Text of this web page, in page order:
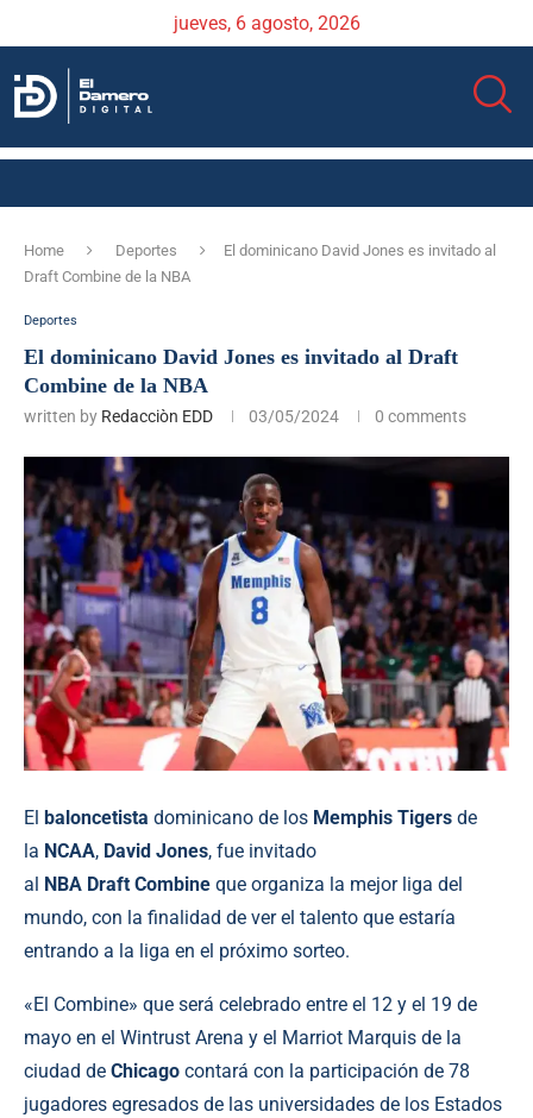
jueves, 6 agosto, 2026
Home Deportes
El dominicano David Jones es invitado al
Draft Combine de la NBA
Deportes
El dominicano David Jones es invitado al Draft
Combine de la NBA
written by Redacciòn EDD 03/05/2024 0 comments
El baloncetista dominicano de los Memphis Tigers de
la NCAA, David Jones, fue invitado
al
NBA Draft Combine que organiza la mejor liga del
mundo, con la finalidad de ver el talento que estaría
entrando a la liga en el próximo sorteo.
«El Combine» que será celebrado entre el 12 y el 19 de
mayo en el Wintrust Arena y el Marriot Marquis de la
ciudad de Chicago contará con la participación de 78
jugadores egresados de las universidades de los Estados